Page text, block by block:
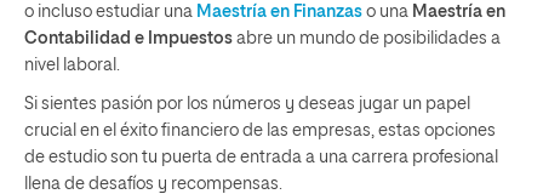
o incluso estudiar una Maestría en Finanzas o una Maestría en
Contabilidad e Impuestos abre un mundo de posibilidades a
nivel laboral.
Si sientes pasión por los números y deseas jugar un papel
crucial en el éxito financiero de las empresas, estas opciones
de estudio son tu puerta de entrada a una carrera profesional
llena de desafíos y recompensas.